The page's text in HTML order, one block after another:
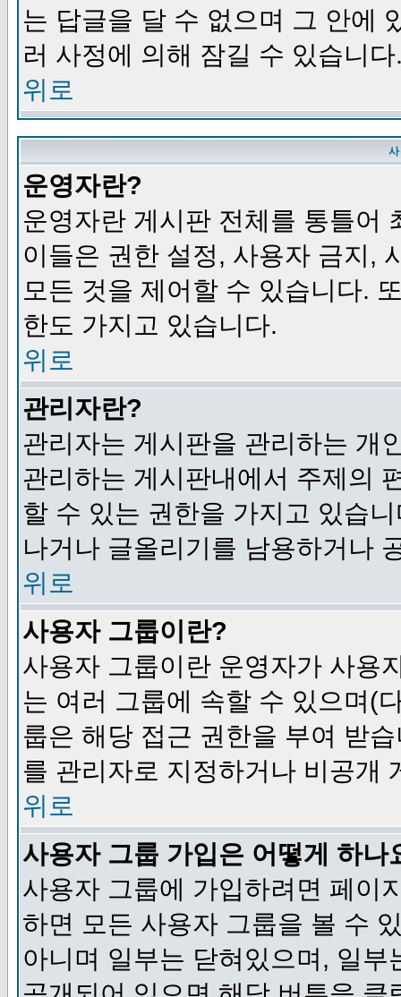
는 답글을 달 수 없으며 그 안에
러 사정에 의해 잠길 수 있습니다
위로
운영자란?
운영자란 게시판 전체를 통틀어
이들은 권한 설정, 사용자 금지,
모든 것을 제어할 수 있습니다.
한도 가지고 있습니다.
위로
관리자란?
관리자는 게시판을 관리하는 개
관리하는 게시판내에서 주제의
할 수 있는 권한을 가지고 있습
나거나 글올리기를 남용하거나
위로
사용자 그룹이란?
사용자 그룹이란 운영자가 사용
는 여러 그룹에 속할 수 있으며(
룹은 해당 접근 권한을 부여 받
를 관리자로 지정하거나 비공개
위로
사용자 그룹 가입은 어떻게 하나
사용자 그룹에 가입하려면 페이
하면 모든 사용자 그룹을 볼 수
아니며 일부는 닫혀있으며, 일